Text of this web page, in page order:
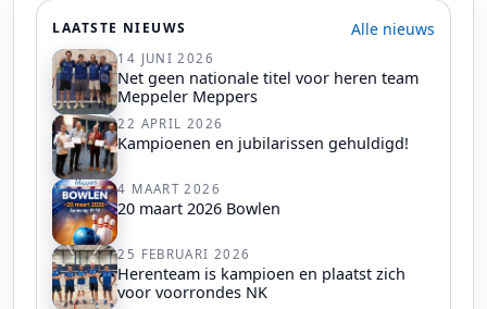
LAATSTE NIEUWS Alle nieuws
14 JUNI 2026
Net geen nationale titel voor heren team
Meppeler Meppers
22 APRIL 2026
Kampioenen en jubilarissen gehuldigd!
4 MAART 2026
20 maart 2026 Bowlen
25 FEBRUARI 2026
Herenteam is kampioen en plaatst zich
voor voorrondes NK